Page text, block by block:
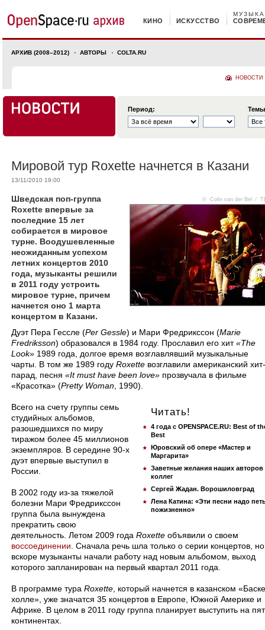
КИНО ИСКУССТВО
МУЗЫКА
АРХИВ (2008–2012) АВТОРЫ COLTA.RU
НОВОСТИ
Период:
Мировой тур Roxette начнется в Казани
13/11/2010 19:00
© Colin van der Bel ⁄
Шведская поп-группа
Roxette впервые за
последние 15 лет
собирается в мировое
турне. Воодушевленные
неожиданным успехом
летних концертов 2010
года, музыканты решили
в 2011 году устроить
мировое турне, причем
начнется оно 1 марта
концертом в Казани.
Дуэт Пера Гессле (Per Gessle) и Мари Фредрикссон (Marie
Fredriksson) образовался в 1984 году. Прославил его хит«The
Look» 1989 года, долгое время возглавлявший музыкальные
чарты. В том же 1989 году Roxette возглавили американский хит-
парад, песня «It must have been love» прозвучала в фильме
«Красотка» (Pretty Woman , 1990).
Читать!
4 года с OPENSPACE.RU: Best of
Best
Юровский об опере «Мастер и
Маргарита»
Заветные желания наших авторов
коллег
Сергей Жадан. Ворошиловград
Лена Катина: «Эти песни надо
пожизненно»
Всего на счету группы семь
студийных альбомов,
разошедшихся по миру
тиражом более 45 миллионов
экземпляров. В середине 90-х
дуэт впервые выступил в
России.
В 2002 году из-за тяжелой
болезни Мари Фредрикссон
группа была вынуждена
прекратить свою
деятельность. Летом 2009 года Roxette объявили о своем
воссоединении . Сначала речь шла только о серии концертов, но
вскоре музыканты начали работу над новым альбомом, выход
которого запланирован на первый квартал 2011 года.
В программе тура Roxette , который начнется в казанском
холле», уже значатся 35 концертов в Европе, Южной Америке и
Африке. В целом в 2011 году группа планирует выступить на
континентах.